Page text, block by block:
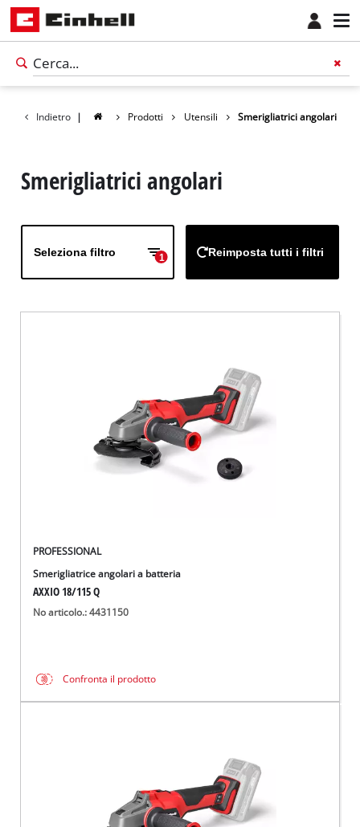
Indietro | Prodotti Utensili Smerigliatrici angolari
Smerigliatrici angolari
Seleziona filtro 1 Reimposta tutti i filtri
PROFESSIONAL
Smerigliatrice angolari a batteria
AXXIO 18/115 Q
No articolo.: 4431150
Confronta il prodotto